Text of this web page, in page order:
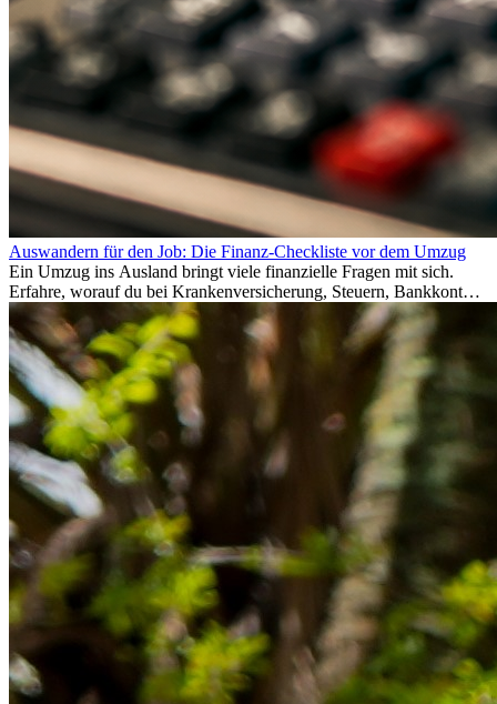
Auswandern für den Job: Die Finanz-Checkliste vor dem Umzug
Ein Umzug ins Ausland bringt viele finanzielle Fragen mit sich.
Erfahre, worauf du bei Krankenversicherung, Steuern, Bankkonto,
Rücklagen und Budgetplanung achten solltest, damit dein Neustart
im Ausland reibungslos gelingt.